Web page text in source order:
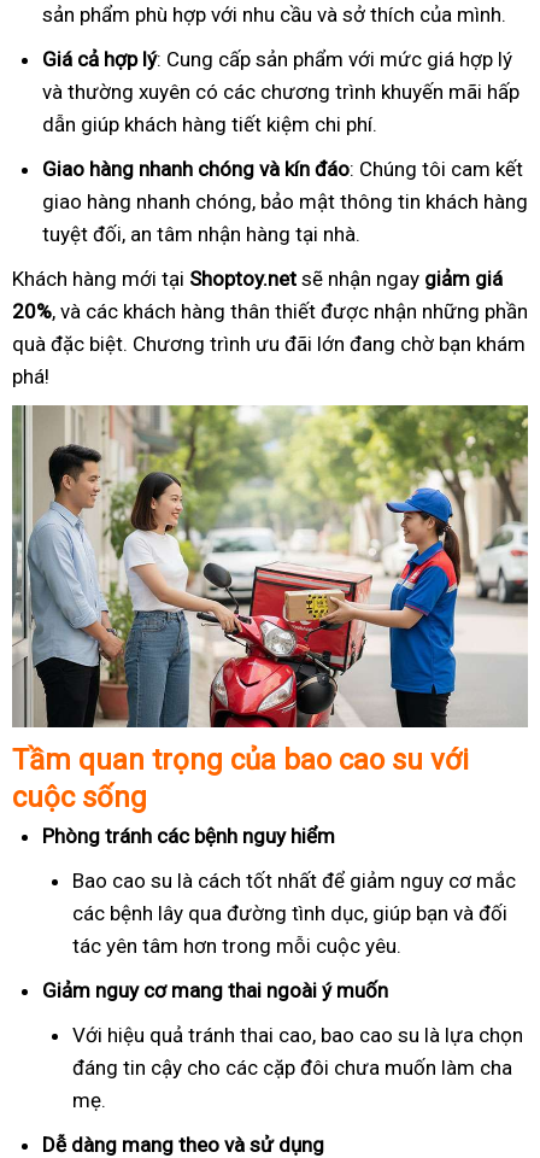
sản phẩm phù hợp với nhu cầu và sở thích của mình.
Giá cả hợp lý: Cung cấp sản phẩm với mức giá hợp lý
và thường xuyên có các chương trình khuyến mãi hấp
dẫn giúp khách hàng tiết kiệm chi phí.
Giao hàng nhanh chóng và kín đáo: Chúng tôi cam kết
giao hàng nhanh chóng, bảo mật thông tin khách hàng
tuyệt đối, an tâm nhận hàng tại nhà.
Khách hàng mới tại Shoptoy.net sẽ nhận ngay giảm giá
20%, và các khách hàng thân thiết được nhận những phần
quà đặc biệt. Chương trình ưu đãi lớn đang chờ bạn khám
phá!
Tầm quan trọng của bao cao su với
cuộc sống
Phòng tránh các bệnh nguy hiểm
Bao cao su là cách tốt nhất để giảm nguy cơ mắc
các bệnh lây qua đường tình dục, giúp bạn và đối
tác yên tâm hơn trong mỗi cuộc yêu.
Giảm nguy cơ mang thai ngoài ý muốn
Với hiệu quả tránh thai cao, bao cao su là lựa chọn
đáng tin cậy cho các cặp đôi chưa muốn làm cha
mẹ.
Dễ dàng mang theo và sử dụng